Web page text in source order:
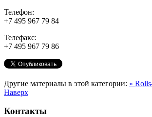
Телефон:
+7 495 967 79 84
Телефакс:
+7 495 967 79 86
Другие материалы в этой категории: «
Наверх
Контакты